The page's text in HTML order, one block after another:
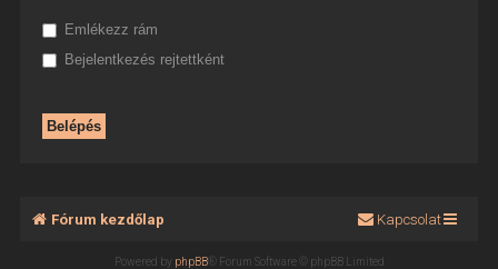
Emlékezz rám
Bejelentkezés rejtettként
Fórum kezdőlap Kapcsolat
Powered by phpBB® Forum Software © phpBB Limited